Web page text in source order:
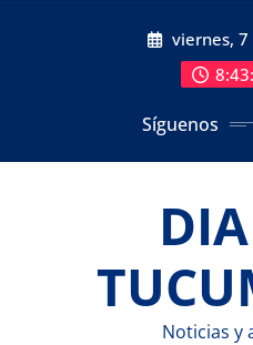
viernes,
Síguenos
Noticias y